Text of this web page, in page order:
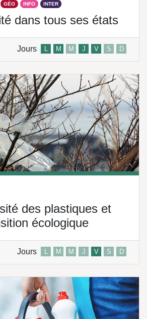
GÉO INFO INTER
dans tous ses états
Jours L M M J V S D
des plastiques et
écologique
Jours L M M J V S D